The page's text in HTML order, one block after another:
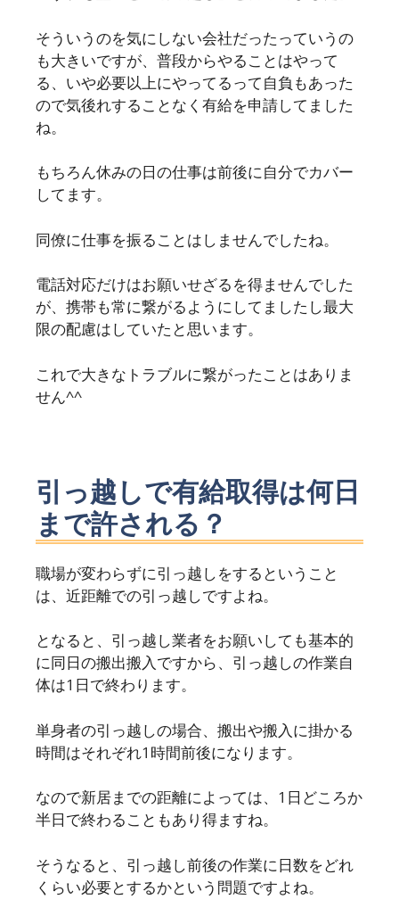
そういうのを気にしない会社だったっていうの
も大きいですが、普段からやることはやって
る、いや必要以上にやってるって自負もあった
ので気後れすることなく有給を申請してました
ね。
もちろん休みの日の仕事は前後に自分でカバー
してます。
同僚に仕事を振ることはしませんでしたね。
電話対応だけはお願いせざるを得ませんでした
が、携帯も常に繋がるようにしてましたし最大
限の配慮はしていたと思います。
これで大きなトラブルに繋がったことはありま
せん^^
引っ越しで有給取得は何日
まで許される？
職場が変わらずに引っ越しをするということ
は、近距離での引っ越しですよね。
となると、引っ越し業者をお願いしても基本的
に同日の搬出搬入ですから、引っ越しの作業自
体は1日で終わります。
単身者の引っ越しの場合、搬出や搬入に掛かる
時間はそれぞれ1時間前後になります。
なので新居までの距離によっては、1日どころか
半日で終わることもあり得ますね。
そうなると、引っ越し前後の作業に日数をどれ
くらい必要とするかという問題ですよね。